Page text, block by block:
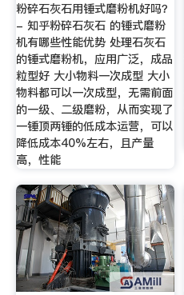
粉碎石灰石用锤式磨粉机好吗？
- 知乎粉碎石灰石 的锤式磨粉
机有哪些性能优势 处理石灰石
的锤式磨粉机，应用广泛，成品
粒型好 大小物料一次成型 大小
物料都可以一次成型，无需前面
的一级、二级磨粉，从而实现了
一锤顶两锤的低成本运营，可以
降低成本40%左右，且产量
高，性能